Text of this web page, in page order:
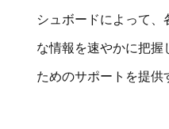
シュボードによって
な情報を速やかに把握
ためのサポートを提供